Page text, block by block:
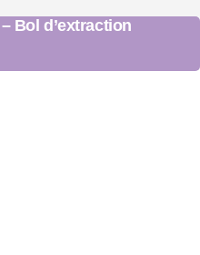
Bol d’extraction